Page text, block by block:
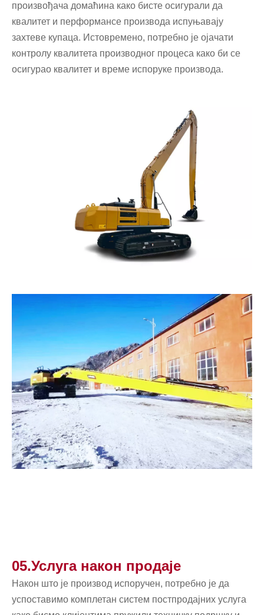
произвођача домаћина како бисте осигурали да
квалитет и перформансе производа испуњавају
захтеве купаца. Истовремено, потребно је ојачати
контролу квалитета производног процеса како би се
осигурао квалитет и време испоруке производа.
05.Услуга након продаје
Након што је производ испоручен, потребно је да
успоставимо комплетан систем постпродајних услуга